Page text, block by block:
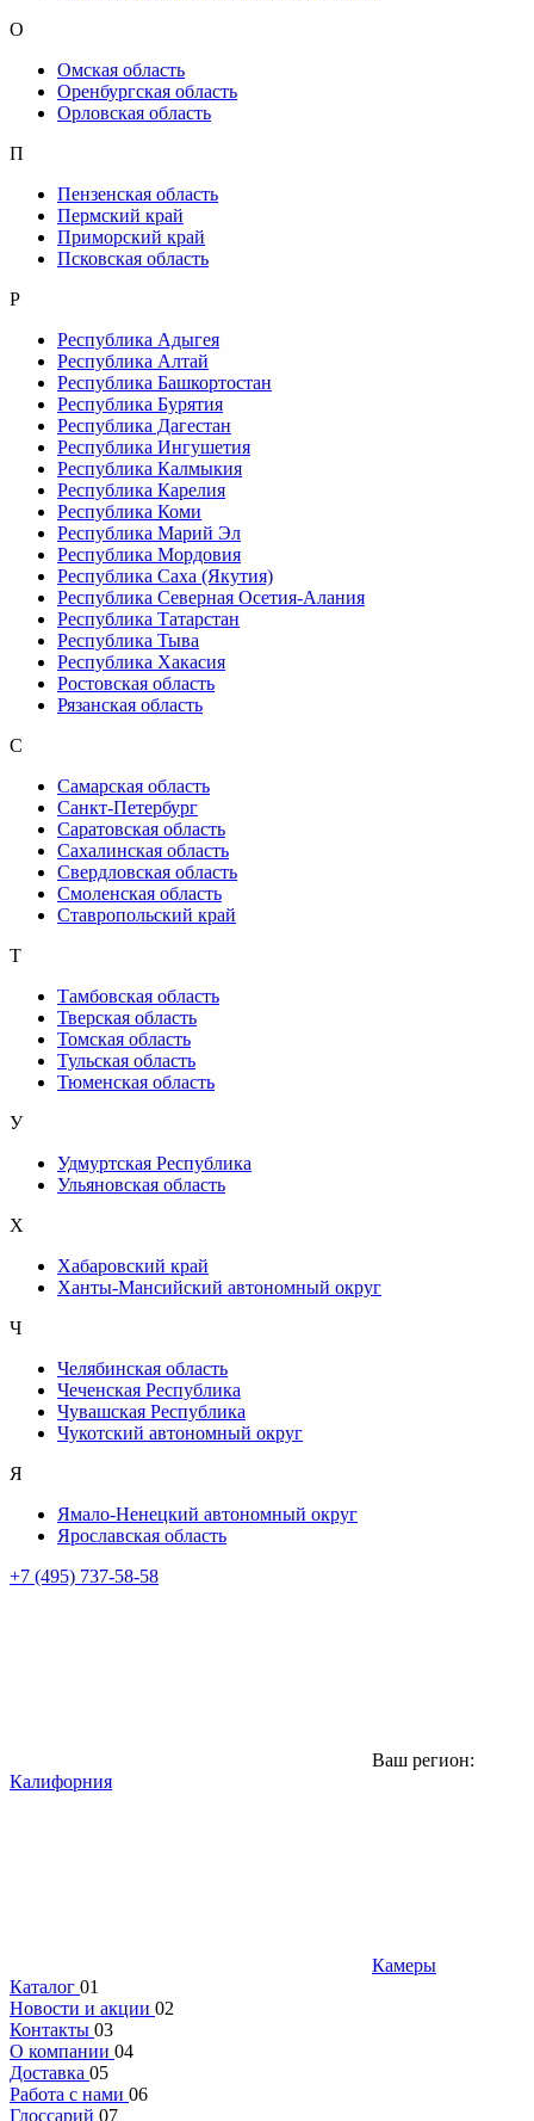
О
Омская область
Оренбургская область
Орловская область
П
Пензенская область
Пермский край
Приморский край
Псковская область
Р
Республика Адыгея
Республика Алтай
Республика Башкортостан
Республика Бурятия
Республика Дагестан
Республика Ингушетия
Республика Калмыкия
Республика Карелия
Республика Коми
Республика Марий Эл
Республика Мордовия
Республика Саха (Якутия)
Республика Северная Осетия-Алания
Республика Татарстан
Республика Тыва
Республика Хакасия
Ростовская область
Рязанская область
С
Самарская область
Санкт-Петербург
Саратовская область
Сахалинская область
Свердловская область
Смоленская область
Ставропольский край
Т
Тамбовская область
Тверская область
Томская область
Тульская область
Тюменская область
У
Удмуртская Республика
Ульяновская область
Х
Хабаровский край
Ханты-Мансийский автономный округ
Ч
Челябинская область
Чеченская Республика
Чувашская Республика
Чукотский автономный округ
Я
Ямало-Ненецкий автономный округ
Ярославская область
+7 (495) 737-58-58
Ваш регион:
Калифорния
Камеры
Каталог 01
Новости и акции 02
Контакты 03
О компании 04
Доставка 05
Работа с нами 06
Глоссарий 07